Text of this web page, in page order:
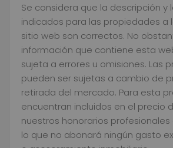
Se considera que la descripción y
indicados para las propiedades a
sitio web son correctos. No
información que contiene esta
sujeta a errores u omisiones. Las
pueden ser sujetas a cambio de
retirada del mercado. Para esta
encuentran incluidos en el precio
nuestros honorarios
lo que no abonará ningún gasto